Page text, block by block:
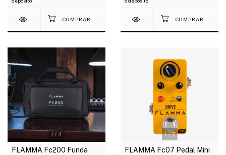
1 / 4
FLAMMA Fc200 Funda
1/7
FLAMMA Fc07 Pedal Mini